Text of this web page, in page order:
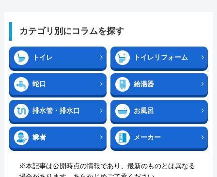
カテゴリ別にコラムを探す
トイレ トイレリフォーム
蛇口 給湯器
排水管・排水口 お風呂
業者 メーカー
※本記事は公開時点の情報であり、最新のものとは異なる